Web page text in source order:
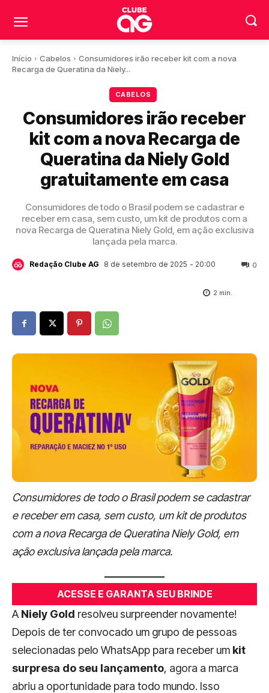
Início Cabelos
Consumidores irão receber kit com a nova
Recarga de Queratina da Niely...
CABELOS
Consumidores irão receber
kit com a nova Recarga de
Queratina da Niely Gold
gratuitamente em casa
Consumidores de todo o Brasil podem se cadastrar e
receber em casa, sem custo, um kit de produtos com a
nova Recarga de Queratina Niely Gold, em ação exclusiva
lançada pela marca.
Redação Clube AG 8 de setembro de 2025 - 20:00 0
2 min.
Consumidores de todo o Brasil podem se cadastrar
e receber em casa, sem custo, um kit de produtos
com a nova Recarga de Queratina Niely Gold, em
ação exclusiva lançada pela marca.
ACESSE E GARANTA SEU BRINDE
A Niely Gold resolveu surpreender novamente!
Depois de ter convocado um grupo de pessoas
selecionadas pelo WhatsApp para receber um kit
surpresa do seu lançamento, agora a marca
abriu a oportunidade para todo mundo. Isso